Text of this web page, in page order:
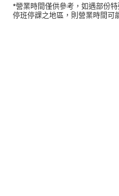
*營業時間僅供參考，如遇部份
停班停課之地區，則營業時間可